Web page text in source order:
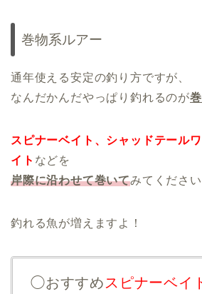
巻物系ルアー
通年使える安定の釣り方ですが、
なんだかんだやっぱり釣れるのが
スピナーベイト、シャッドテール
イト などを
岸際に沿わせて巻いてみてください
釣れる魚が増えますよ！
◯おすすめ スピナーベイ